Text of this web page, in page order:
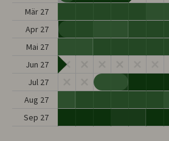
Mär 27
Apr 27
Mai 27
Jun 27
Jul 27
Aug 27
Sep 27